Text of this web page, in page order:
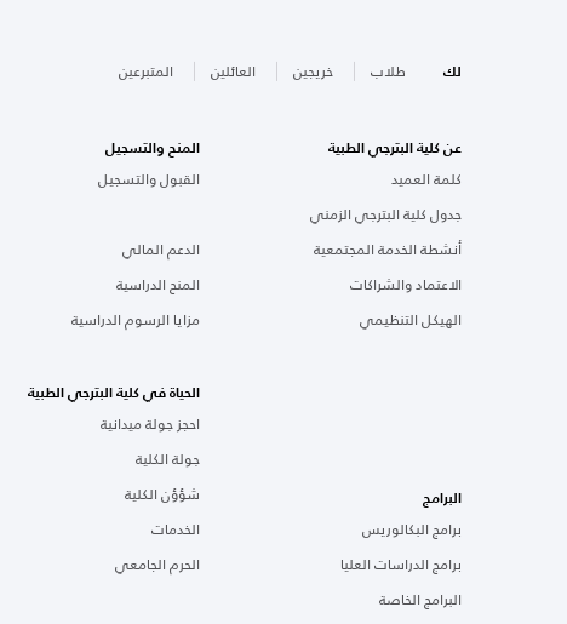
لك طلاب خريجين العائلين المتبرعين
عن كلية البترجي الطبية
كلمة العميد
جدول كلية البترجي الزمني
أنشطة الخدمة المجتمعية
الاعتماد والشراكات
الهيكل التنظيمي
البرامج
برامج البكالوريس
برامج الدراسات العليا
البرامج الخاصة
المنح والتسجيل
القبول والتسجيل
الدعم المالي
المنح الدراسية
مزايا الرسوم الدراسية
الحياة في كلية البترجي الطبية
احجز جولة ميدانية
جولة الكلية
شؤؤن الكلية
الخدمات
الحرم الجامعي